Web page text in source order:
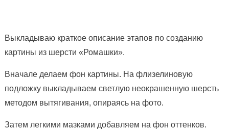
Выкладываю краткое описание этапов по созданию
картины из шерсти «Ромашки».
Вначале делаем фон картины. На флизелиновую
подложку выкладываем светлую неокрашенную шерсть
методом вытягивания, опираясь на фото.
Затем легкими мазками добавляем на фон оттенков.